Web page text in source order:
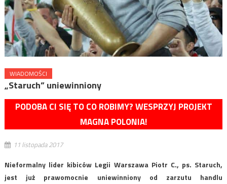
WIADOMOŚCI
„Staruch” uniewinniony
PODOBA CI SIĘ TO CO ROBIMY? WESPRZYJ PROJEKT
MAGNA POLONIA!
11 listopada 2017
Nieformalny lider kibiców Legii Warszawa Piotr C., ps. Staruch,
jest już prawomocnie uniewinniony od zarzutu handlu